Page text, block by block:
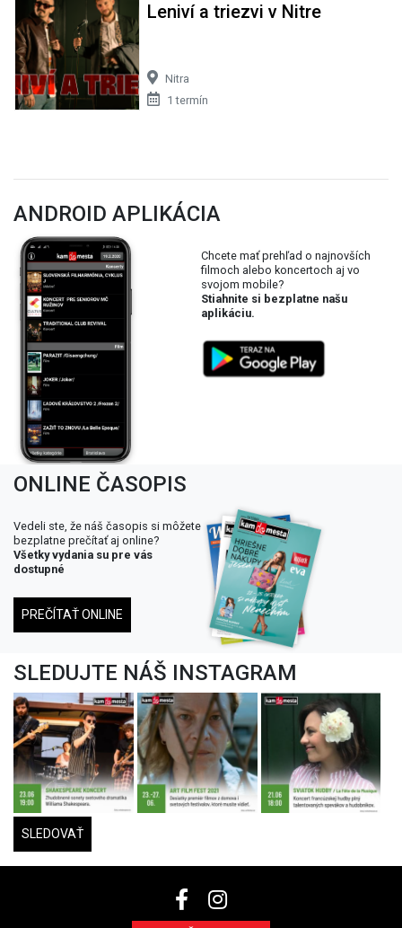
Leniví a triezvi v Nitre
Nitra
1 termín
ANDROID APLIKÁCIA
Chcete mať prehľad o najnovších
filmoch alebo koncertoch aj vo
svojom mobile?
Stiahnite si bezplatne našu
aplikáciu.
ONLINE ČASOPIS
Vedeli ste, že náš časopis si môžete
bezplatne prečítať aj online?
Všetky vydania su pre vás
dostupné
PREČÍTAŤ ONLINE
SLEDUJTE NÁŠ INSTAGRAM
SLEDOVAŤ